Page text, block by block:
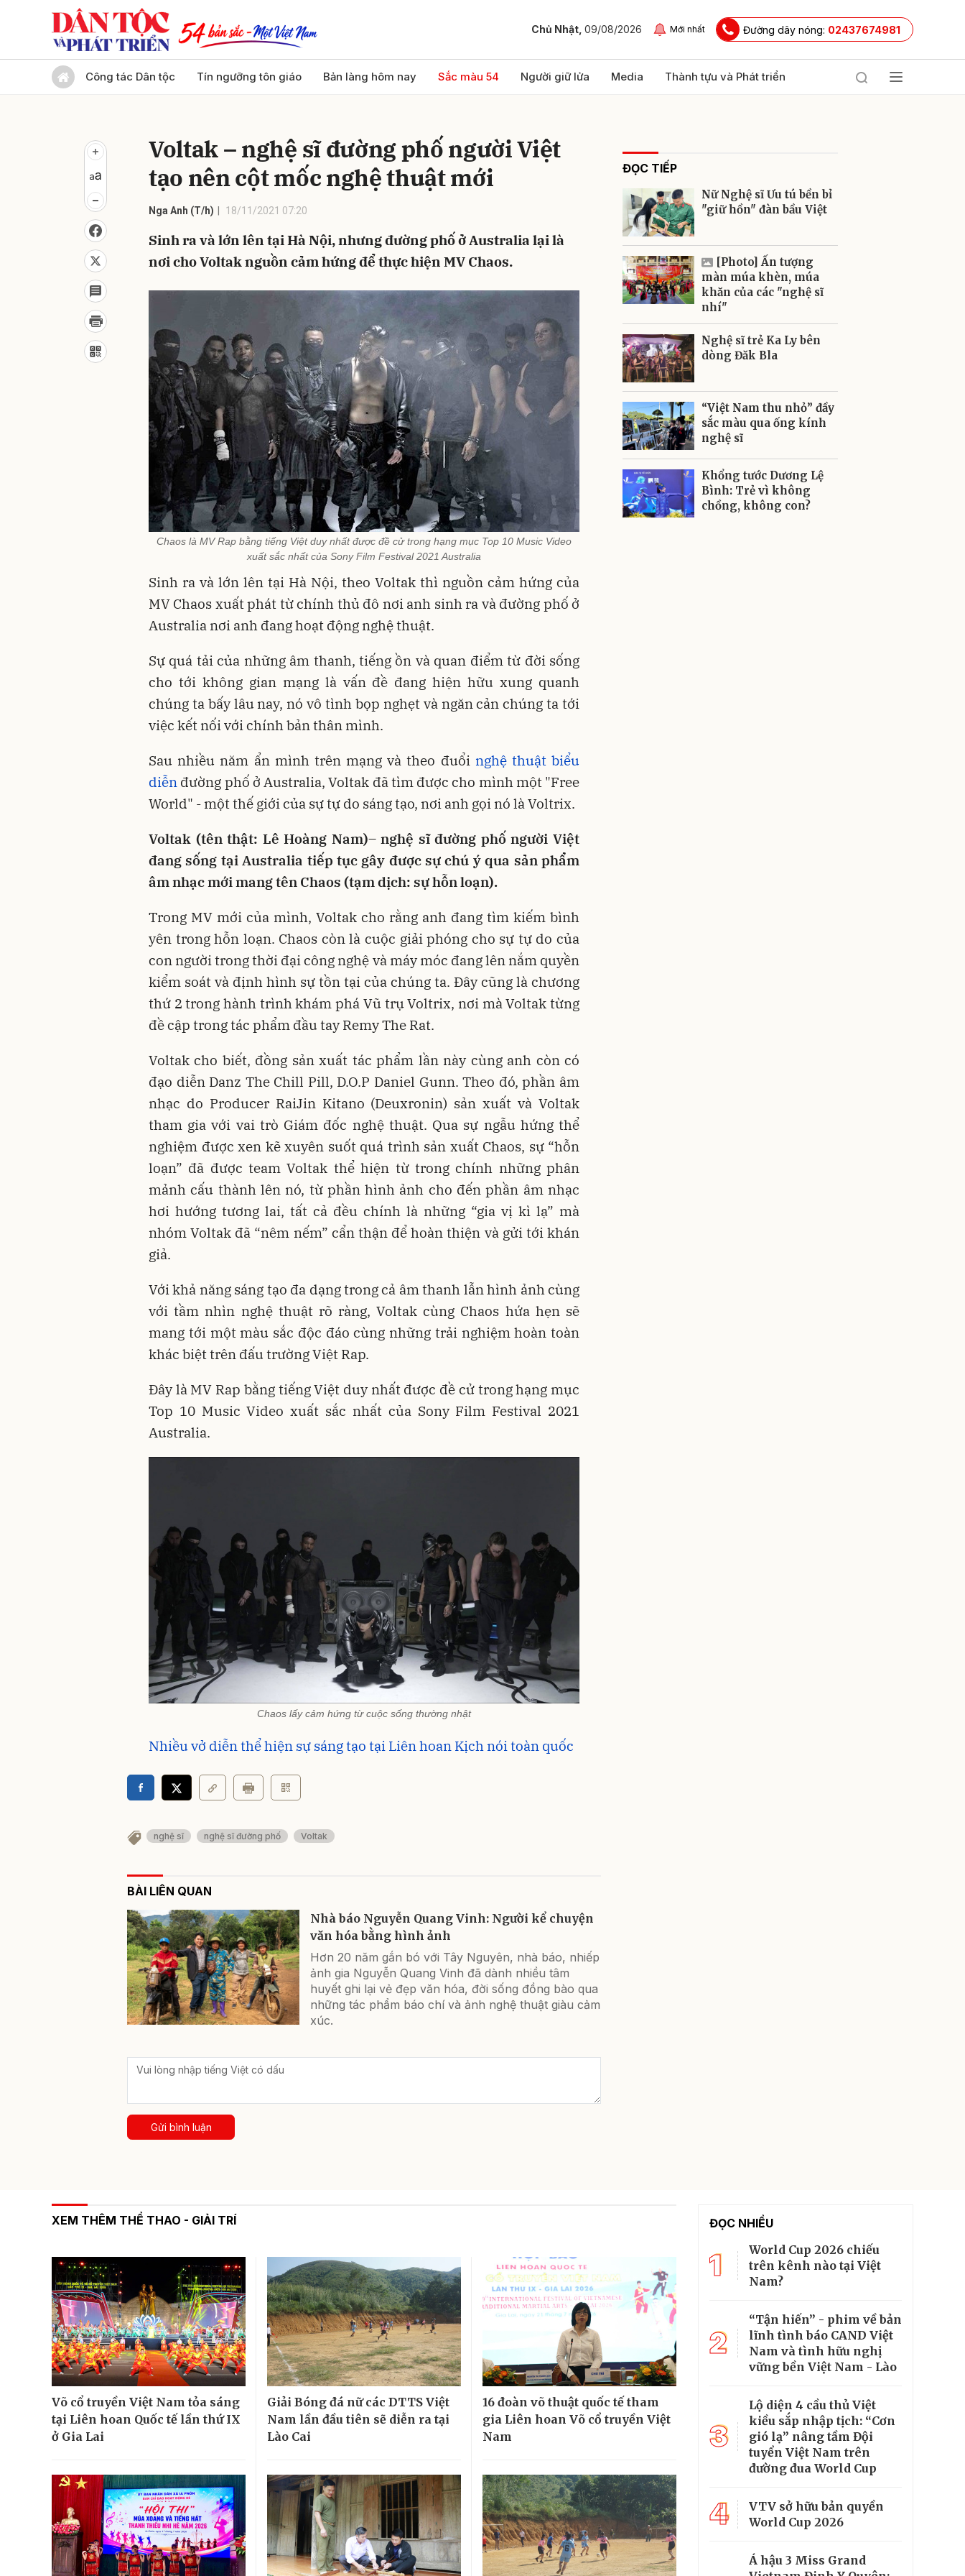
Chủ Nhật, 09/08/2026 Mới nhất Đường dây nóng: 02437674981
Công tác Dân tộc Tín ngưỡng tôn giáo Bản làng hôm nay Sắc màu 54 Người giữ lửa Media Thành tựu và Phát triển
Voltak – nghệ sĩ đường phố người Việt
tạo nên cột mốc nghệ thuật mới
Nga Anh (T/h) 18/11/2021 07:20
Sinh ra và lớn lên tại Hà Nội, nhưng đường phố ở Australia lại là
nơi cho Voltak nguồn cảm hứng để thực hiện MV Chaos.
Chaos là MV Rap bằng tiếng Việt duy nhất được đề cử trong hạng mục Top 10 Music Video
xuất sắc nhất của Sony Film Festival 2021 Australia
Sinh ra và lớn lên tại Hà Nội, theo Voltak thì nguồn cảm hứng của
MV Chaos xuất phát từ chính thủ đô nơi anh sinh ra và đường phố ở
Australia nơi anh đang hoạt động nghệ thuật.
Sự quá tải của những âm thanh, tiếng ồn và quan điểm từ đời sống
cho tới không gian mạng là vấn đề đang hiện hữu xung quanh
chúng ta bấy lâu nay, nó vô tình bọp nghẹt và ngăn cản chúng ta tới
việc kết nối với chính bản thân mình.
Sau nhiều năm ẩn mình trên mạng và theo đuổi nghệ thuật biểu
diễn đường phố ở Australia, Voltak đã tìm được cho mình một "Free
World" - một thế giới của sự tự do sáng tạo, nơi anh gọi nó là Voltrix.
Voltak (tên thật: Lê Hoàng Nam)– nghệ sĩ đường phố người Việt
đang sống tại Australia tiếp tục gây được sự chú ý qua sản phẩm
âm nhạc mới mang tên Chaos (tạm dịch: sự hỗn loạn).
Trong MV mới của mình, Voltak cho rằng anh đang tìm kiếm bình
yên trong hỗn loạn. Chaos còn là cuộc giải phóng cho sự tự do của
con người trong thời đại công nghệ và máy móc đang lên nắm quyền
kiểm soát và định hình sự tồn tại của chúng ta. Đây cũng là chương
thứ 2 trong hành trình khám phá Vũ trụ Voltrix, nơi mà Voltak từng
đề cập trong tác phẩm đầu tay Remy The Rat.
Voltak cho biết, đồng sản xuất tác phẩm lần này cùng anh còn có
đạo diễn Danz The Chill Pill, D.O.P Daniel Gunn. Theo đó, phần âm
nhạc do Producer RaiJin Kitano (Deuxronin) sản xuất và Voltak
tham gia với vai trò Giám đốc nghệ thuật. Qua sự ngẫu hứng thể
nghiệm được xen kẽ xuyên suốt quá trình sản xuất Chaos, sự “hỗn
loạn” đã được team Voltak thể hiện từ trong chính những phân
mảnh cấu thành lên nó, từ phần hình ảnh cho đến phần âm nhạc
hơi hướng tương lai, tất cả đều chính là những “gia vị kì lạ” mà
nhóm Voltak đã “nêm nếm” cẩn thận để hoàn thiện và gửi tới khán
giả.
Với khả năng sáng tạo đa dạng trong cả âm thanh lẫn hình ảnh cùng
với tầm nhìn nghệ thuật rõ ràng, Voltak cùng Chaos hứa hẹn sẽ
mang tới một màu sắc độc đáo cùng những trải nghiệm hoàn toàn
khác biệt trên đấu trường Việt Rap.
Đây là MV Rap bằng tiếng Việt duy nhất được đề cử trong hạng mục
Top 10 Music Video xuất sắc nhất của Sony Film Festival 2021
Australia.
Chaos lấy cảm hứng từ cuộc sống thường nhật
Nhiều vở diễn thể hiện sự sáng tạo tại Liên hoan Kịch nói toàn quốc
nghệ sĩ nghệ sĩ đường phố Voltak
BÀI LIÊN QUAN
Nhà báo Nguyễn Quang Vinh: Người kể chuyện
văn hóa bằng hình ảnh
Hơn 20 năm gắn bó với Tây Nguyên, nhà báo, nhiếp
ảnh gia Nguyễn Quang Vinh đã dành nhiều tâm
huyết ghi lại vẻ đẹp văn hóa, đời sống đồng bào qua
những tác phẩm báo chí và ảnh nghệ thuật giàu cảm
xúc.
Gửi bình luận
ĐỌC TIẾP
Nữ Nghệ sĩ Ưu tú bền bỉ
"giữ hồn" đàn bầu Việt
[Photo] Ấn tượng
màn múa khèn, múa
khăn của các "nghệ sĩ
nhí"
Nghệ sĩ trẻ Ka Ly bên
dòng Đăk Bla
“Việt Nam thu nhỏ” đầy
sắc màu qua ống kính
nghệ sĩ
Khổng tước Dương Lệ
Bình: Trẻ vì không
chồng, không con?
XEM THÊM THỂ THAO - GIẢI TRÍ
Võ cổ truyền Việt Nam tỏa sáng
tại Liên hoan Quốc tế lần thứ IX
ở Gia Lai
Giải Bóng đá nữ các DTTS Việt
Nam lần đầu tiên sẽ diễn ra tại
Lào Cai
16 đoàn võ thuật quốc tế tham
gia Liên hoan Võ cổ truyền Việt
Nam
ĐỌC NHIỀU
1
World Cup 2026 chiếu
trên kênh nào tại Việt
Nam?
2
“Tận hiến” - phim về bản
lĩnh tình báo CAND Việt
Nam và tình hữu nghị
vững bền Việt Nam - Lào
3
Lộ diện 4 cầu thủ Việt
kiều sắp nhập tịch: “Cơn
gió lạ” nâng tầm Đội
tuyển Việt Nam trên
đường đua World Cup
4
VTV sở hữu bản quyền
World Cup 2026
Á hậu 3 Miss Grand
Gửi bình luận
Gửi